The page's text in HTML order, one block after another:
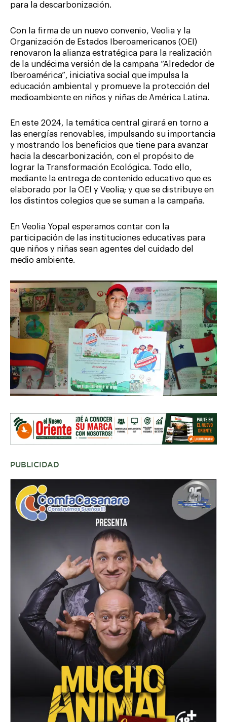
para la descarbonización.
Con la firma de un nuevo convenio, Veolia y la
Organización de Estados Iberoamericanos (OEI)
renovaron la alianza estratégica para la realización
de la undécima versión de la campaña “Alrededor de
Iberoamérica”, iniciativa social que impulsa la
educación ambiental y promueve la protección del
medioambiente en niños y niñas de América Latina.
En este 2024, la temática central girará en torno a
las energías renovables, impulsando su importancia
y mostrando los beneficios que tiene para avanzar
hacia la descarbonización, con el propósito de
lograr la Transformación Ecológica. Todo ello,
mediante la entrega de contenido educativo que es
elaborado por la OEI y Veolia; y que se distribuye en
los distintos colegios que se suman a la campaña.
En Veolia Yopal esperamos contar con la
participación de las instituciones educativas para
que niños y niñas sean agentes del cuidado del
medio ambiente.
PUBLICIDAD